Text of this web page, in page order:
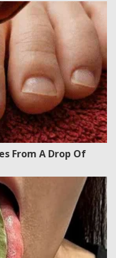
From A Drop Of